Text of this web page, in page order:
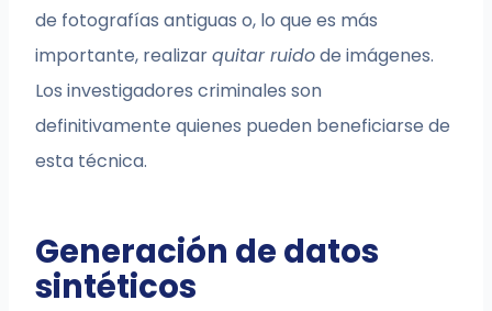
de fotografías antiguas o, lo que es más
importante, realizarquitar ruidode imágenes.
Los investigadores criminales son
definitivamente quienes pueden beneficiarse de
esta técnica.
Generación de datos
sintéticos